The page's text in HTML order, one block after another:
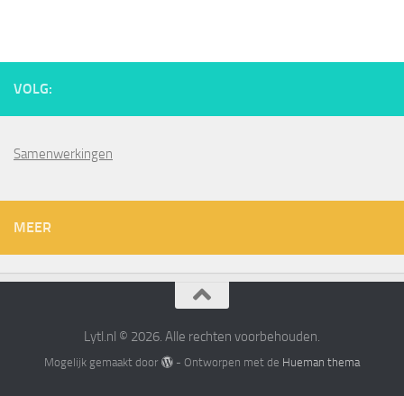
VOLG:
Samenwerkingen
MEER
Lytl.nl © 2026. Alle rechten voorbehouden.
Mogelijk gemaakt door - Ontworpen met de Hueman thema